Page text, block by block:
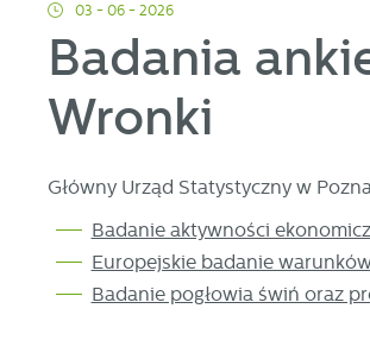
03 - 06 - 2026
Badania
Wronki
Główny Urząd Statystyczny w
Badanie aktywności
Europejskie badanie
Badanie pogłowia świń oraz